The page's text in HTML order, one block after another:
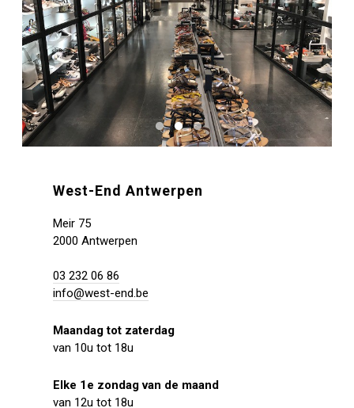
West-End Antwerpen
Meir 75
2000 Antwerpen
03 232 06 86
info@west-end.be
Maandag tot zaterdag
van 10u tot 18u
Elke 1e zondag van de maand
van 12u tot 18u